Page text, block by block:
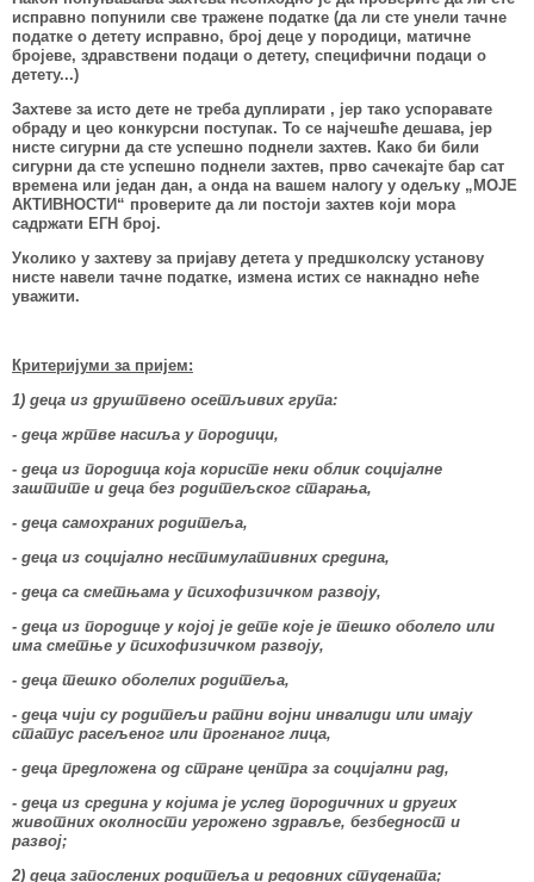
исправно попунили све тражене податке (да ли сте унели тачне
податке о детету исправно, број деце у породици, матичне
бројеве, здравствени подаци о детету, специфични подаци о
детету...)
Захтеве за исто дете не треба дуплирати , јер тако успоравате
обраду и цео конкурсни поступак. То се најчешће дешава, јер
нисте сигурни да сте успешно поднели захтев. Како би били
сигурни да сте успешно поднели захтев, прво сачекајте бар сат
времена или један дан, а онда на вашем налогу у одељку „МОЈЕ
АКТИВНОСТИ“ проверите да ли постоји захтев који мора
садржати ЕГН број.
Уколико у захтеву за пријаву детета у предшколску установу
нисте навели тачне податке, измена истих се накнадно неће
уважити.
Критеријуми за пријем:
1) деца из друштвено осетљивих група:
- деца жртве насиља у породици,
- деца из породица која користе неки облик социјалне
заштите и деца без родитељског старања,
- деца самохраних родитеља,
- деца из социјално нестимулативних средина,
- деца са сметњама у психофизичком развоју,
- деца из породице у којој је дете које је тешко оболело или
има сметње у психофизичком развоју,
- деца тешко оболелих родитеља,
- деца чији су родитељи ратни војни инвалиди или имају
статус расељеног или прогнаног лица,
- деца предложена од стране центра за социјални рад,
- деца из средина у којима је услед породичних и других
животних околности угрожено здравље, безбедност и
развој;
2) деца запослених родитеља и редовних студената;